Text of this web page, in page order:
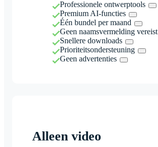
Professionele ontwerptools
Premium AI-functies
Één bundel per maand
Geen naamsvermelding vereist
Snellere downloads
Prioriteitsondersteuning
Geen advertenties
Alleen video